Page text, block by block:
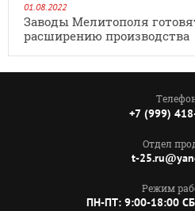
01.08.2022
Заводы Мелитополя
расширению производства
+7 (999)
Отдел
t-
Режим
ПН-ПТ: 9:00-18:00